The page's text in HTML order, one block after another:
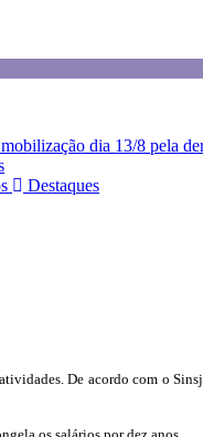
dia 13/8 pela
Destaques
De acordo com o